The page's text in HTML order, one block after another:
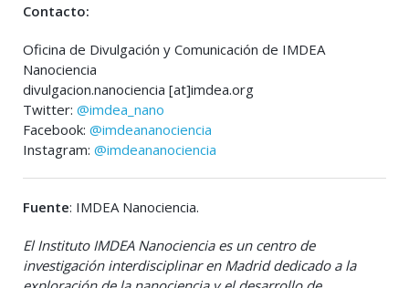
Contacto:
Oficina de Divulgación y Comunicación de IMDEA
Nanociencia
divulgacion.nanociencia [at]imdea.org
Twitter: @imdea_nano
Facebook: @imdeananociencia
Instagram: @imdeananociencia
Fuente: IMDEA Nanociencia.
El Instituto IMDEA Nanociencia es un centro de
investigación interdisciplinar en Madrid dedicado a la